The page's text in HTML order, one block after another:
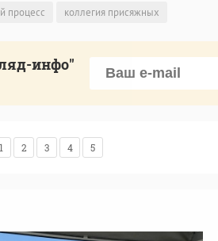
процесс коллегия присяжных
инфо"
1 2 3 4 5